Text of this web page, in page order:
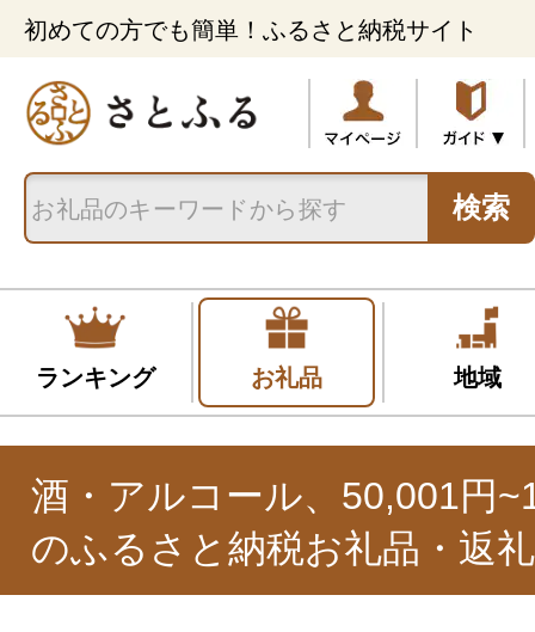
初めての方でも簡単！ふるさと納税サイト
検索
ランキング お礼品 地域
酒・アルコール、50,001円
のふるさと納税お礼品・返